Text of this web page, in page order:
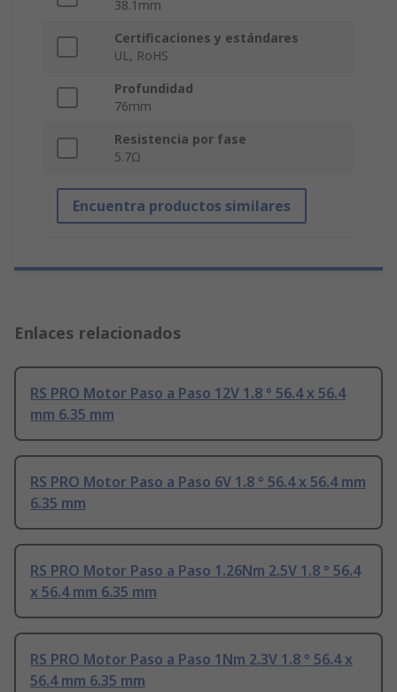
38.1mm
Certificaciones y estándares
UL, RoHS
Profundidad
76mm
Resistencia por fase
5.7Ω
Encuentra productos similares
Enlaces relacionados
RS PRO Motor Paso a Paso 12V 1.8 ° 56.4 x 56.4
mm 6.35 mm
RS PRO Motor Paso a Paso 6V 1.8 ° 56.4 x 56.4 mm
6.35 mm
RS PRO Motor Paso a Paso 1.26Nm 2.5V 1.8 ° 56.4
x 56.4 mm 6.35 mm
RS PRO Motor Paso a Paso 1Nm 2.3V 1.8 ° 56.4 x
56.4 mm 6.35 mm